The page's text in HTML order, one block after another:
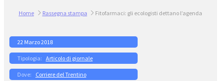
Home Rassegna stampa Fitofarmaci: gli ecologisti dettano l’agenda
22 Marzo 2018
Articolo di giornale
Corriere del Trentino